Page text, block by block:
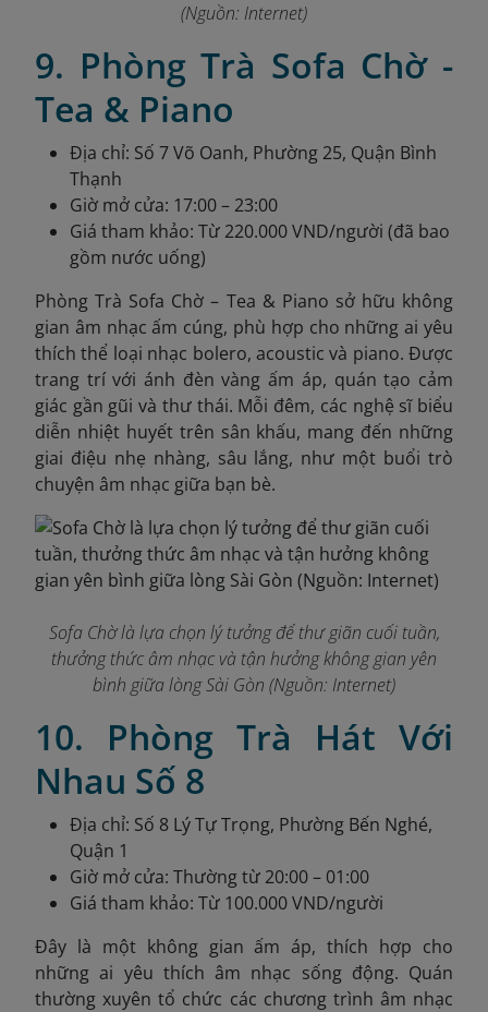
(Nguồn: Internet)
9. Phòng Trà Sofa Chờ -
Tea & Piano
Địa chỉ: Số 7 Võ Oanh, Phường 25, Quận Bình
Thạnh
Giờ mở cửa: 17:00 – 23:00
Giá tham khảo: Từ 220.000 VND/người (đã bao
gồm nước uống)
Phòng Trà Sofa Chờ – Tea & Piano sở hữu không
gian âm nhạc ấm cúng, phù hợp cho những ai yêu
thích thể loại nhạc bolero, acoustic và piano. Được
trang trí với ánh đèn vàng ấm áp, quán tạo cảm
giác gần gũi và thư thái. Mỗi đêm, các nghệ sĩ biểu
diễn nhiệt huyết trên sân khấu, mang đến những
giai điệu nhẹ nhàng, sâu lắng, như một buổi trò
chuyện âm nhạc giữa bạn bè.
Sofa Chờ là lựa chọn lý tưởng để thư giãn cuối tuần,
thưởng thức âm nhạc và tận hưởng không gian yên
bình giữa lòng Sài Gòn (Nguồn: Internet)
10. Phòng Trà Hát Với
Nhau Số 8
Địa chỉ: Số 8 Lý Tự Trọng, Phường Bến Nghé,
Quận 1
Giờ mở cửa: Thường từ 20:00 – 01:00
Giá tham khảo: Từ 100.000 VND/người
Đây là một không gian ấm áp, thích hợp cho
những ai yêu thích âm nhạc sống động. Quán
thường xuyên tổ chức các chương trình âm nhạc